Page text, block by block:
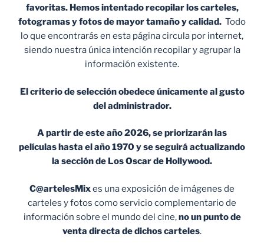
favoritas. Hemos intentado recopilar los carteles,
fotogramas y fotos de mayor tamaño y calidad. Todo
lo que encontrarás en esta página circula por internet,
siendo nuestra única intención recopilar y agrupar la
información existente.
El criterio de selección obedece únicamente al gusto
del administrador.
A partir de este año 2026, se priorizarán las
películas hasta el año 1970 y se seguirá actualizando
la sección de Los Oscar de Hollywood.
C@artelesMixes una exposición de imágenes de
carteles y fotos como servicio complementario de
información sobre el mundo del cine,no un punto de
venta directa de dichos carteles.